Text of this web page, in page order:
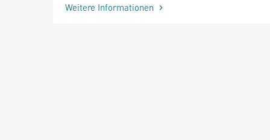
Weitere Informationen